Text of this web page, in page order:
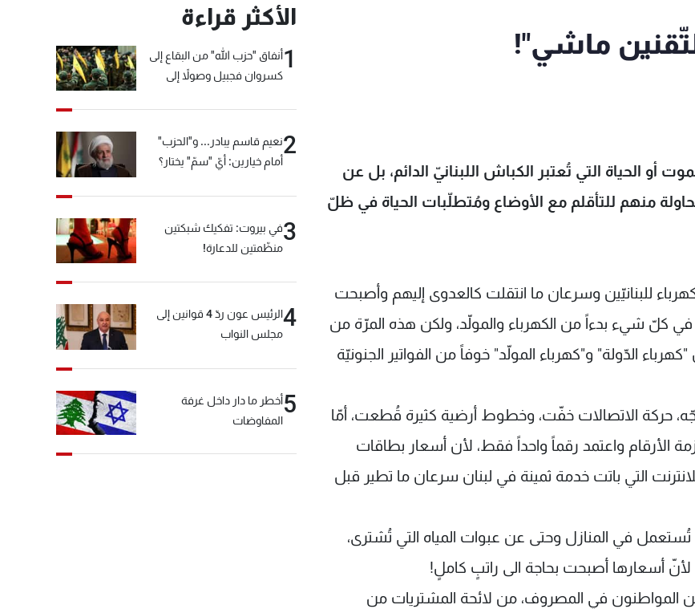
ماشي"!
أو الحياة التي تُعتبر الكباش اللبنانيّ الدائم، بل عن
منهم للتأقلم مع الأوضاع ومُتطلّبات الحياة في ظلّ
للبنانيّين وسرعان ما انتقلت كالعدوى إليهم وأصبحت
كلّ شيء بدءاً من الكهرباء والمولّد، ولكن هذه المرّة من
الدّولة" و"كهرباء المولّد" خوفاً من الفواتير الجنونيّة
حركة الاتصالات خفّت، وخطوط أرضية كثيرة قُطعت، أمّا
الأرقام واعتمد رقماً واحداً فقط، لأن أسعار بطاقات
التي باتت خدمة ثمينة في لبنان سرعان ما تطير قبل
تُستعمل في المنازل وحتى عن عبوات المياه التي تُشترى،
لأنّ أسعارها أصبحت بحاجة الى راتبٍ كاملٍ!
المواطنون في المصروف، من لائحة المشتريات من
الأكثر قراءة
1أنفاق "حزب الله" من البقاع إلى
كسروان فجبيل وصولاً إلى
2نعيم قاسم يبادر... و"الحزب"
أمام خيارين: أيّ "سمّ" يختار؟
3في بيروت: تفكيك شبكتين
منظّمتين للدعارة!
4
الرئيس عون ردّ 4 قوانين إلى
مجلس النواب
5أخطر ما دار داخل غرفة
المفاوضات